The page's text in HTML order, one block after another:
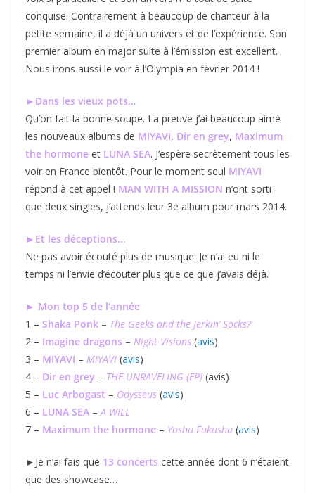
conquise. Contrairement à beaucoup de chanteur à la
petite semaine, il a déjà un univers et de l’expérience. Son
premier album en major suite à l’émission est excellent.
Nous irons aussi le voir à l’Olympia en février 2014 !
►Dans les vieux pots…
Qu’on fait la bonne soupe. La preuve j’ai beaucoup aimé
les nouveaux albums de MIYAVI, Dir en grey, Maximum
the hormone et LUNA SEA. J’espère secrètement tous les
voir en France bientôt. Pour le moment seul MIYAVI
répond à cet appel ! MAN WITH A MISSION n’ont sorti
que deux singles, j’attends leur 3e album pour mars 2014.
►Et les déceptions…
Ne pas avoir écouté plus de musique. Je n’ai eu ni le
temps ni l’envie d’écouter plus que ce que j’avais déjà.
► Mon top 5 de l’année
1 – Shaka Ponk – The Geeks and the Jerkin’ Socks?
2 – Imagine dragons – Night Visions (avis)
3 – MIYAVI – MIYAVI (avis)
4 – Dir en grey – THE UNRAVELING (EP) (avis)
5 – Luc Arbogast – Odysseus (avis)
6 – LUNA SEA –A WILL
7 – Maximum the hormone – Yoshu Fukushu (avis)
►Je n’ai fais que 13 concerts cette année dont 6 n’étaient
que des showcase…